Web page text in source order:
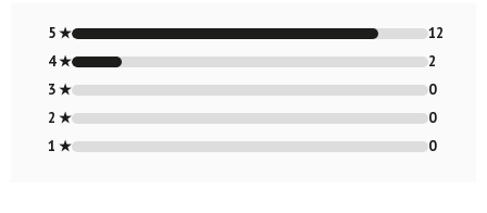
4.86/ 5
5 ★
12
4 ★
2
3 ★
0
2 ★
0
1 ★
0